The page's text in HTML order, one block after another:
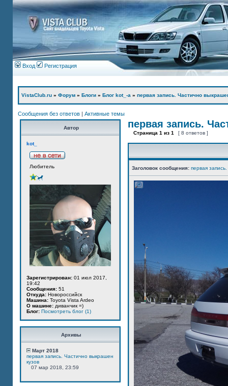
Вход Регистрация
VistaClub.ru » Форум » Блоги » Блог kot_-а » первая запись. Частично
Сообщения без ответов | Активные темы
Автор
kot_
Любитель
Зарегистрирован: 01 июл 2017,
19:42
Сообщения: 51
Откуда: Новороссийск
Машина: Toyota Vista Ardeo
О машине: диванчик =)
Блог: Посмотреть блог (1)
Архивы
Март 2018
первая запись. Частично выкрашен
кузов
07 мар 2018, 23:59
первая запись.
Страница 1 из 1 [ 8 ответов ]
Заголовок сообщения: первая